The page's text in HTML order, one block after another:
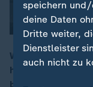
Wegen des in der
hat die US-
beschlossen.
speichern
deine Daten
Dritte weiter,
Dienstleister
auch nicht zu